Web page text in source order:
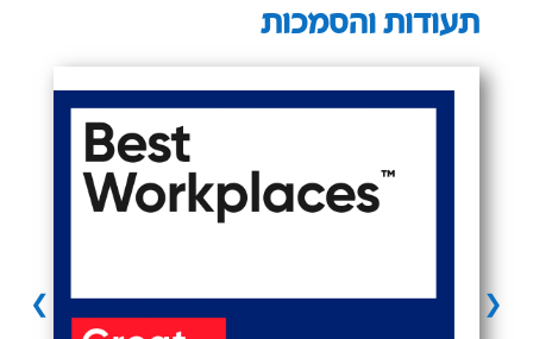
תעודות והסמכות
❮
❯